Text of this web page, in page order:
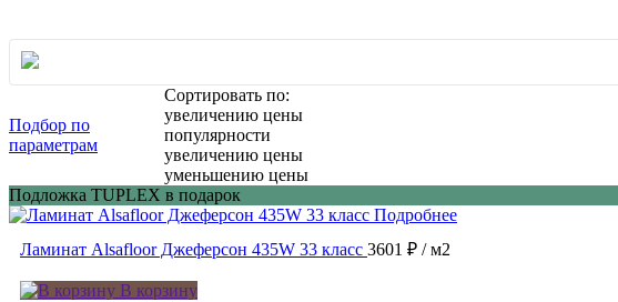
Подбор по
параметрам
Сортировать по:
увеличению цены
популярности
увеличению цены
уменьшению цены
Подложка TUPLEX в подарок
Подробнее
Ламинат Alsafloor Джеферсон 435W 33 класс 3601 ₽ / м2
В корзину